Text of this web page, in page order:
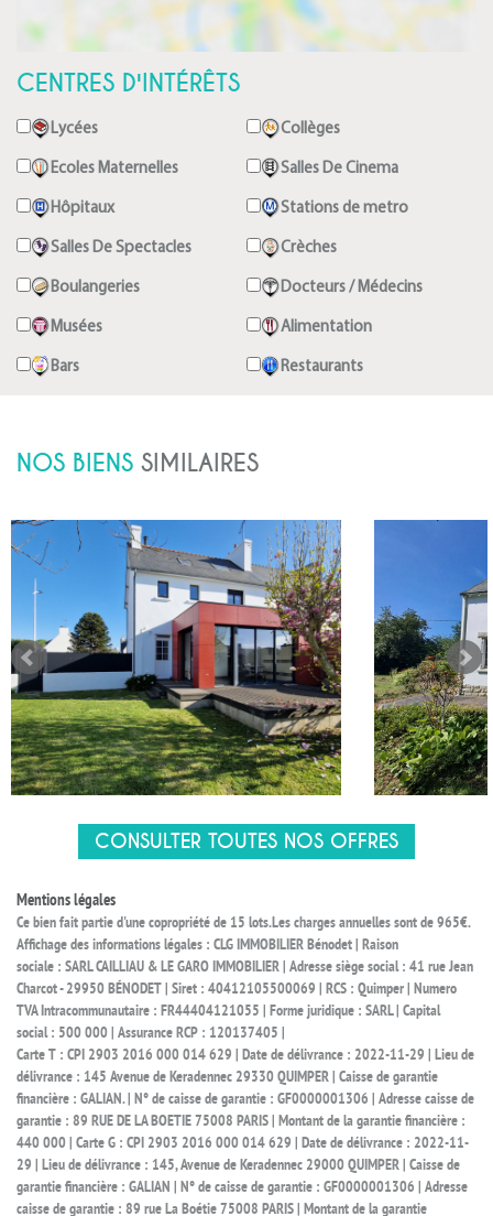
CENTRES D'INTÉRÊTS
Lycées Collèges
Ecoles Maternelles Salles De Cinema
Hôpitaux Stations de metro
Salles De Spectacles Crèches
Boulangeries Docteurs / Médecins
Musées Alimentation
Bars Restaurants
NOS BIENS SIMILAIRES
CONSULTER TOUTES NOS OFFRES
Mentions légales
Ce bien fait partie d'une copropriété de 15 lots.Les charges annuelles sont de 965€.
Affichage des informations légales : CLG IMMOBILIER Bénodet | Raison
sociale : SARL CAILLIAU & LE GARO IMMOBILIER | Adresse siège social : 41 rue Jean
Charcot - 29950 BÉNODET | Siret : 40412105500069 | RCS : Quimper | Numero
TVA Intracommunautaire : FR44404121055 | Forme juridique : SARL | Capital
social : 500 000 | Assurance RCP : 120137405 |
Carte T : CPI 2903 2016 000 014 629 | Date de délivrance : 2022-11-29 | Lieu de
délivrance : 145 Avenue de Keradennec 29330 QUIMPER | Caisse de garantie
financière : GALIAN. | N° de caisse de garantie : GF0000001306 | Adresse caisse de
garantie : 89 RUE DE LA BOETIE 75008 PARIS | Montant de la garantie financière :
440 000 | Carte G : CPI 2903 2016 000 014 629 | Date de délivrance : 2022-11-
29 | Lieu de délivrance : 145, Avenue de Keradennec 29000 QUIMPER | Caisse de
garantie financière : GALIAN | N° de caisse de garantie : GF0000001306 | Adresse
caisse de garantie : 89 rue La Boétie 75008 PARIS | Montant de la garantie